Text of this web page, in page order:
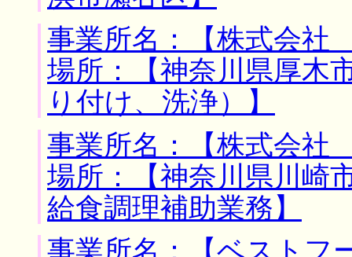
事業所名：【株式会
場所：【神奈川県厚木
り付け、洗浄）】
事業所名：【株式会
場所：【神奈川県川崎
給食調理補助業務】